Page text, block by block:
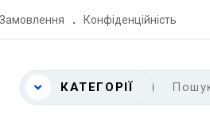
Замовлення Конфіденційність
КАТЕГОРІЇ